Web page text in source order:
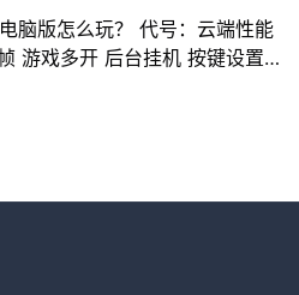
脑版怎么玩？ 代号：云端性能
游戏多开 后台挂机 按键设置